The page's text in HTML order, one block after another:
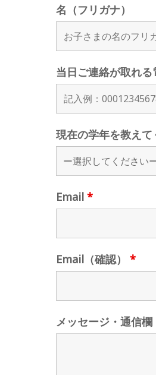
名（フリガナ）
当日ご連絡が取れる
現在の学年を教えて
Email *
Email（確認） *
メッセージ・通信欄